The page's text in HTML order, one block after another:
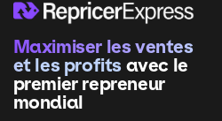
Maximiser les ventes
et les profits avec le
premier repreneur
mondial